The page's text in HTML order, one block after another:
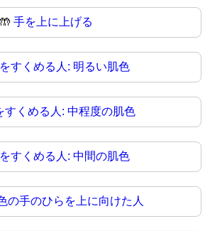
🤲 手を上に上げる
すくめる人: 明るい肌色
すくめる人: 中程度の肌色
すくめる人: 中間の肌色
の手のひらを上に向けた人